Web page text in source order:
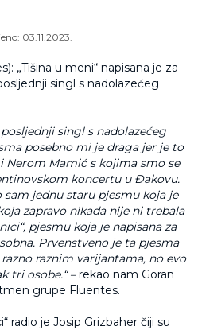
03.11.2023.
singl s nadolazećeg
posebno mi je draga jer je to
Nerom Mamić s kojima smo se
koncertu u Đakovu.
sam jednu staru pjesmu koja je
zapravo nikada nije ni trebala
pjesmu koja je napisana za
Prvenstveno je ta pjesma
raznim varijantama, no evo
tri osobe.“ –rekao nam Goran
grupe Fluentes.
radio je Josip Grizbaher čiji su